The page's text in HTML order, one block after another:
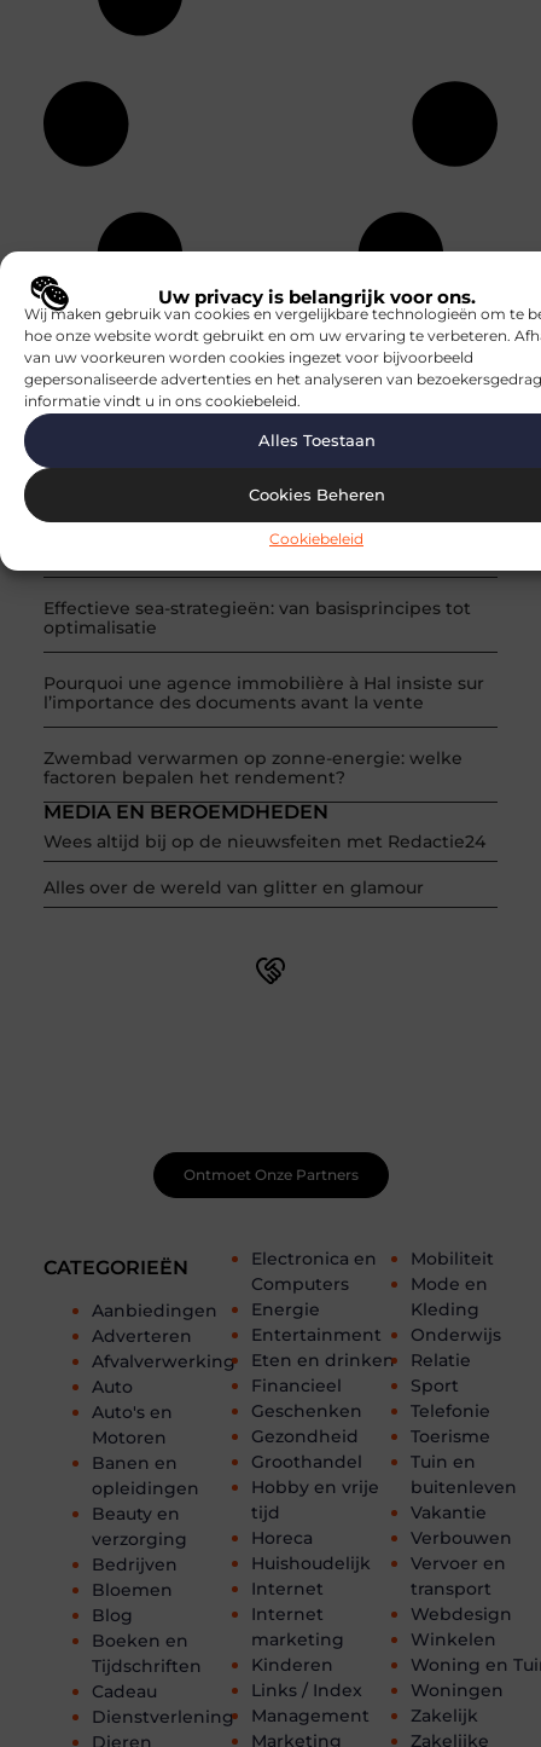
Uw privacy is belangrijk voor ons.
Wij maken gebruik van cookies en vergelijkbare technologieën om te
hoe onze website wordt gebruikt en om uw ervaring te verbeteren.
van uw voorkeuren worden cookies ingezet voor bijvoorbeeld
gepersonaliseerde advertenties en het analyseren van
informatie vindt u in ons cookiebeleid.
Alles Toestaan
Cookies Beheren
Cookiebeleid
RECENTE BERICHTEN
Vlees online bestellen maakt je weekplanning
lichter
appartement zonder makelaar
Een houten trap op maat zonder gedoe
Effectieve sea-strategieën: van basisprincipes tot
optimalisatie
Pourquoi une agence immobilière à Hal insiste sur
l’importance des documents avant la vente
Zwembad verwarmen op zonne-energie: welke
factoren bepalen het rendement?
CATEGORIEËN
Aanbiedingen
Adverteren
Afvalverwerking
Auto
Auto's en
Motoren
Banen en
opleidingen
Beauty en
verzorging
Bedrijven
Bloemen
Blog
Boeken en
Tijdschriften
Cadeau
Dienstverlening
Dieren
Electronica en
Computers
Energie
Entertainment
Eten en drinken
Financieel
Geschenken
Gezondheid
Groothandel
Hobby en vrije
tijd
Horeca
Huishoudelijk
Internet
Internet
marketing
Kinderen
Links / Index
Management
Marketing
Mobiliteit
Mode en
Kleding
Onderwijs
Relatie
Sport
Telefonie
Toerisme
Tuin en
buitenleven
Vakantie
Verbouwen
Vervoer en
transport
Webdesign
Winkelen
Woning en
Woningen
Zakelijk
Zakelijke
MEDIA EN BEROEMDHEDEN
Wees altijd bij op de nieuwsfeiten met Redactie24
Alles over de wereld van glitter en glamour
Ontmoet Onze Partners